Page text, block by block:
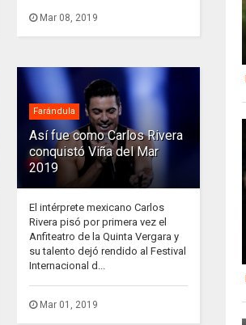
Mar 08, 2019
Farándula
Así fue como Carlos Rivera
conquistó Viña del Mar
2019
El intérprete mexicano Carlos
Rivera pisó por primera vez el
Anfiteatro de la Quinta Vergara y
su talento dejó rendido al Festival
Internacional d...
Mar 01, 2019